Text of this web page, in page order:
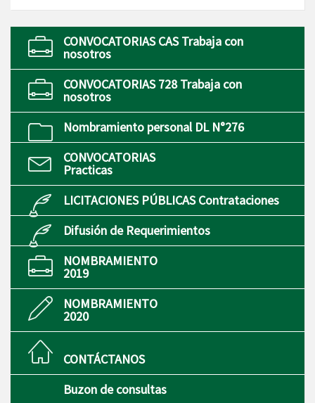
CONVOCATORIAS CAS Trabaja con
nosotros
CONVOCATORIAS 728 Trabaja con
nosotros
Nombramiento personal DL N°276
CONVOCATORIAS
Practicas
LICITACIONES PÚBLICAS Contrataciones
Difusión de Requerimientos
NOMBRAMIENTO
2019
NOMBRAMIENTO
2020
CONTÁCTANOS
Buzon de consultas